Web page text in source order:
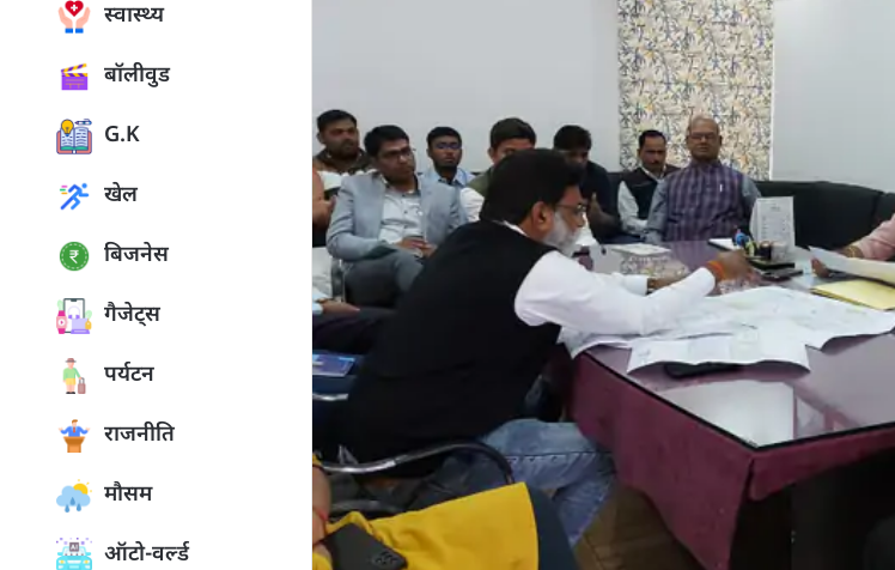
स्वास्थ्य
बॉलीवुड
G.K
खेल
बिजनेस
गैजेट्स
पर्यटन
राजनीति
मौसम
ऑटो-वर्ल्ड